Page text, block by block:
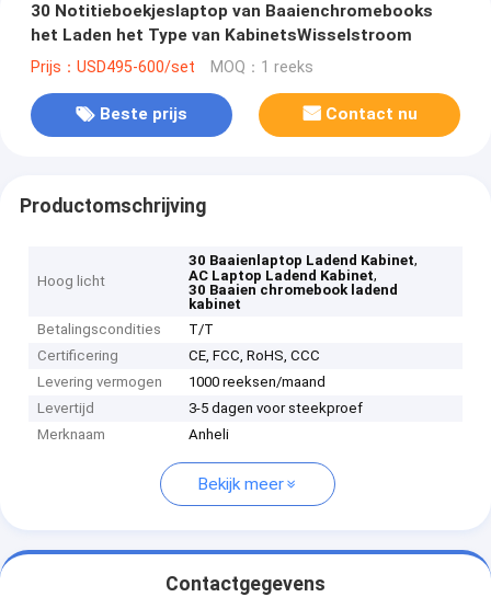
30 Notitieboekjeslaptop van Baaienchromebooks
het Laden het Type van KabinetsWisselstroom
Prijs：USD495-600/set MOQ：1 reeks
Beste prijs Contact nu
Productomschrijving
Hoog licht
30 Baaienlaptop Ladend Kabinet,
AC Laptop Ladend Kabinet,
30 Baaien chromebook ladend
kabinet
Betalingscondities
T/T
Certificering
CE, FCC, RoHS, CCC
Levering vermogen
1000 reeksen/maand
Levertijd
3-5 dagen voor steekproef
Merknaam
Anheli
Bekijk meer
Contactgegevens